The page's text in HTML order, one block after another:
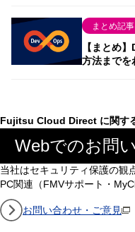
まとめ記事
【まとめ
方法までを
Fujitsu Cloud Direct に関す
Webでのお問
当社はセキュリティ保護の観
PC関連（FMVサポート・
お問い合わせ・ご意見
（新しいウィンドウで開きます